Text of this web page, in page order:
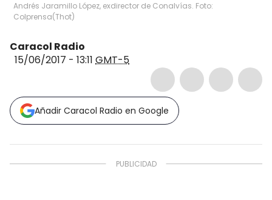
Andrés Jaramillo López, exdirector de Conalvías. Foto:
Colprensa(Thot)
Caracol Radio
15/06/2017 - 13:11 GMT-5
Añadir Caracol Radio en Google